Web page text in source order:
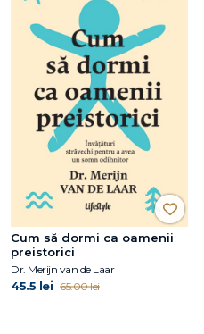
Cum să dormi ca oamenii
preistorici
Dr. Merijn van de Laar
45.5 lei 65.00 lei